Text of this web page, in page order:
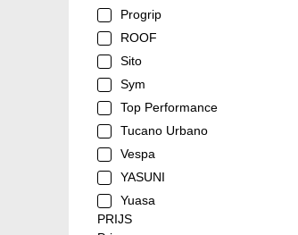
Progrip
ROOF
Sito
Sym
Top Performance
Tucano Urbano
Vespa
YASUNI
Yuasa
PRIJS